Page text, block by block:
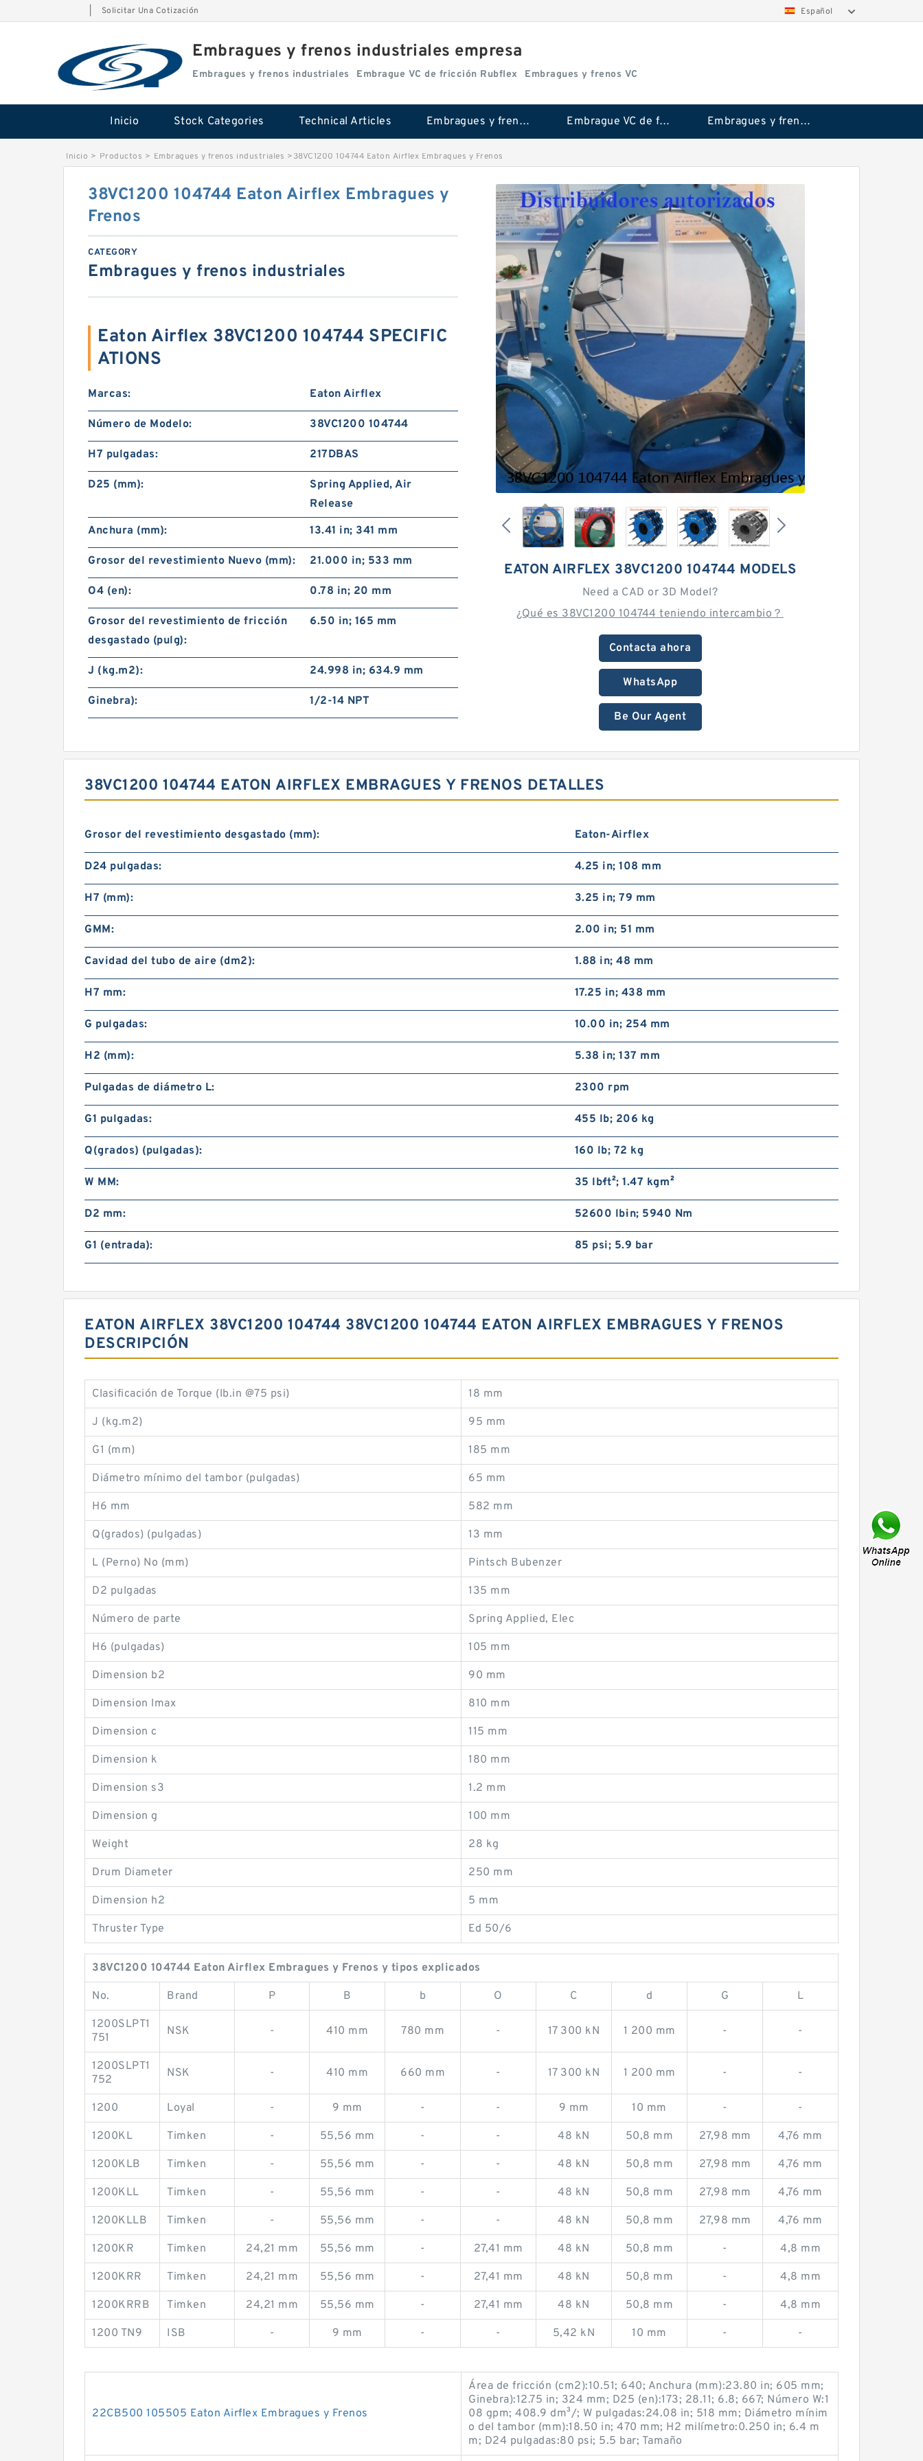
Solicitar Una Cotización Español
Embragues y frenos industriales empresa
Embragues y frenos industriales Embrague VC de fricción Rubflex Embragues y frenos VC
Inicio Stock Categories Technical Articles Embragues y frenos industriales Embrague VC de fricción Rubflex Embragues y frenos VC
Inicio > Productos > Embragues y frenos industriales >38VC1200 104744 Eaton Airflex Embragues y Frenos
EATON AIRFLEX 38VC1200 104744 MODELS
Need a CAD or 3D Model?
¿Qué es 38VC1200 104744 teniendo intercambio？
Contacta ahora
WhatsApp
Be Our Agent
38VC1200 104744 Eaton Airflex Embragues y
Frenos
CATEGORY
Embragues y frenos industriales
Eaton Airflex 38VC1200 104744 SPECIFIC
ATIONS
Marcas: Eaton Airflex
Número de Modelo: 38VC1200 104744
H7 pulgadas: 217DBAS
D25 (mm):
Spring Applied, Air
Release
Anchura (mm):
13.41 in; 341 mm
Grosor del revestimiento Nuevo (mm): 21.000 in; 533 mm
O4 (en): 0.78 in; 20 mm
Grosor del revestimiento de fricción
desgastado (pulg):
6.50 in; 165 mm
J (kg.m2): 24.998 in; 634.9 mm
Ginebra): 1/2-14 NPT
38VC1200 104744 EATON AIRFLEX EMBRAGUES Y FRENOS DETALLES
Grosor del revestimiento desgastado (mm): Eaton-Airflex
D24 pulgadas: 4.25 in; 108 mm
H7 (mm): 3.25 in; 79 mm
GMM: 2.00 in; 51 mm
Cavidad del tubo de aire (dm2): 1.88 in; 48 mm
H7 mm: 17.25 in; 438 mm
G pulgadas: 10.00 in; 254 mm
H2 (mm): 5.38 in; 137 mm
Pulgadas de diámetro L: 2300 rpm
G1 pulgadas: 455 lb; 206 kg
Q(grados) (pulgadas): 160 lb; 72 kg
W MM: 35 lb·ft²; 1.47 kg·m²
D2 mm: 52600 lb·in; 5940 Nm
G1 (entrada): 85 psi; 5.9 bar
EATON AIRFLEX 38VC1200 104744 38VC1200 104744 EATON AIRFLEX EMBRAGUES Y FRENOS
DESCRIPCIÓN
Clasificación de Torque (lb.in @75 psi) 18 mm
J (kg.m2) 95 mm
G1 (mm) 185 mm
Diámetro mínimo del tambor (pulgadas) 65 mm
H6 mm 582 mm
Q(grados) (pulgadas) 13 mm
L (Perno) No (mm) Pintsch Bubenzer
D2 pulgadas 135 mm
Número de parte Spring Applied, Elec
H6 (pulgadas) 105 mm
Dimension b2 90 mm
Dimension lmax 810 mm
Dimension c 115 mm
Dimension k 180 mm
Dimension s3 1.2 mm
Dimension g 100 mm
Weight 28 kg
Drum Diameter 250 mm
Dimension h2 5 mm
Thruster Type Ed 50/6
38VC1200 104744 Eaton Airflex Embragues y Frenos y tipos explicados
No. Brand P B b O C d G L
1200SLPT1
751
NSK - 410 mm 780 mm - 17 300 kN 1 200 mm - -
1200SLPT1
752
NSK - 410 mm 660 mm - 17 300 kN 1 200 mm - -
1200 Loyal - 9 mm - - 9 mm 10 mm - -
1200KL Timken - 55,56 mm - - 48 kN 50,8 mm 27,98 mm 4,76 mm
1200KLB Timken - 55,56 mm - - 48 kN 50,8 mm 27,98 mm 4,76 mm
1200KLL Timken - 55,56 mm - - 48 kN 50,8 mm 27,98 mm 4,76 mm
1200KLLB Timken - 55,56 mm - - 48 kN 50,8 mm 27,98 mm 4,76 mm
1200KR Timken 24,21 mm 55,56 mm - 27,41 mm 48 kN 50,8 mm - 4,8 mm
1200KRR Timken 24,21 mm 55,56 mm - 27,41 mm 48 kN 50,8 mm - 4,8 mm
1200KRRB Timken 24,21 mm 55,56 mm - 27,41 mm 48 kN 50,8 mm - 4,8 mm
1200 TN9 ISB - 9 mm - - 5,42 kN 10 mm - -
22CB500 105505 Eaton Airflex Embragues y Frenos
Área de fricción (cm2):10.51; 640; Anchura (mm):23.80 in; 605 mm;
Ginebra):12.75 in; 324 mm; D25 (en):173; 28.11; 6.8; 667; Número W:1
08 gpm; 408.9 dm³/; W pulgadas:24.08 in; 518 mm; Diámetro mínim
o del tambor (mm):18.50 in; 470 mm; H2 milímetro:0.250 in; 6.4 m
m; D24 pulgadas:80 psi; 5.5 bar; Tamaño